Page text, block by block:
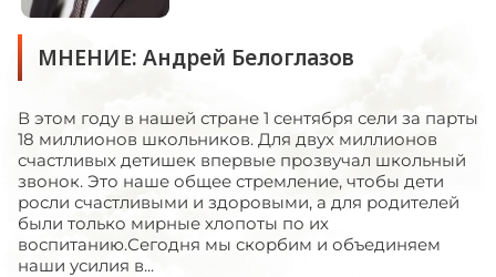
МНЕНИЕ: Андрей Белоглазов
В этом году в нашей стране 1 сентября сели за парты
18 миллионов школьников. Для двух миллионов
счастливых детишек впервые прозвучал школьный
звонок. Это наше общее стремление, чтобы дети
росли счастливыми и здоровыми, а для родителей
были только мирные хлопоты по их
воспитанию.Сегодня мы скорбим и объединяем
наши усилия в...